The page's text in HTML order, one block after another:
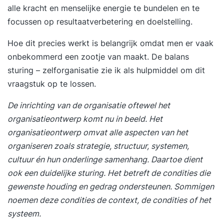
alle kracht en menselijke energie te bundelen en te
focussen op resultaatverbetering en doelstelling.
Hoe dit precies werkt is belangrijk omdat men er vaak
onbekommerd een zootje van maakt. De balans
sturing – zelforganisatie zie ik als hulpmiddel om dit
vraagstuk op te lossen.
De inrichting van de organisatie oftewel het
organisatieontwerpkomt nu in beeld. Het
organisatieontwerp omvat alle aspecten van het
organiseren zoals strategie, structuur, systemen,
cultuur én hun onderlinge samenhang. Daartoe dient
ook een duidelijke sturing. Het betreft de condities die
gewenste houding en gedrag ondersteunen. Sommigen
noemen deze condities de context, de condities of het
systeem.